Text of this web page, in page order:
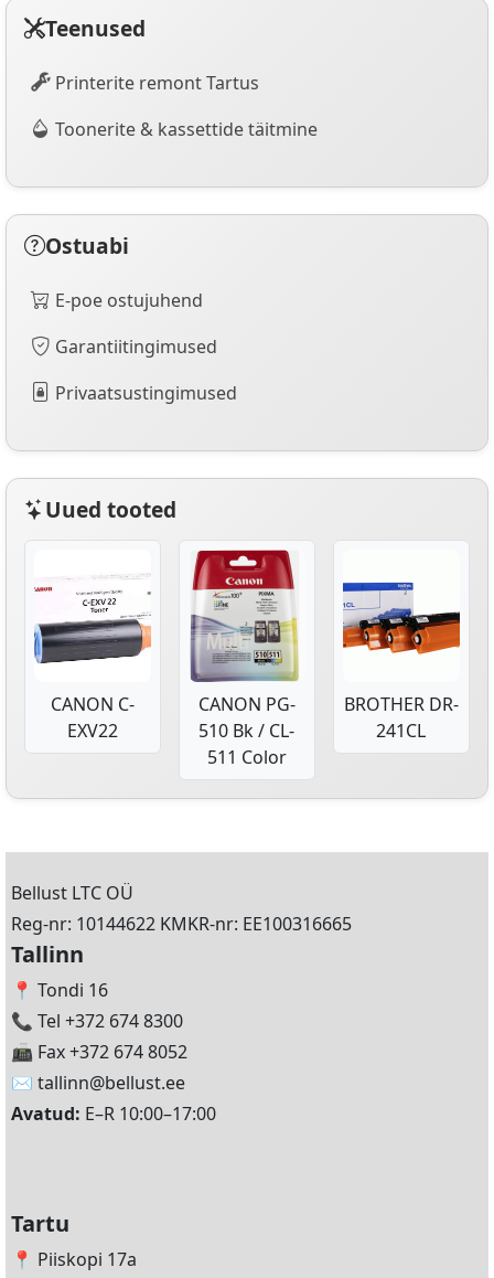
Teenused
Printerite remont Tartus
Toonerite & kassettide täitmine
Ostuabi
E-poe ostujuhend
Garantiitingimused
Privaatsustingimused
Uued tooted
CANON C-
EXV22
CANON PG-
510 Bk / CL-
511 Color
BROTHER DR-
241CL
Bellust LTC OÜ
Reg-nr: 10144622 KMKR-nr: EE100316665
Tallinn
📍 Tondi 16
📞 Tel +372 674 8300
📠 Fax +372 674 8052
✉️ tallinn@bellust.ee
Avatud: E–R 10:00–17:00
Tartu
📍 Piiskopi 17a